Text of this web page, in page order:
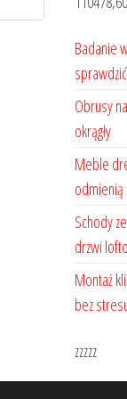
Badanie
Obrusy
okrągły
Meble
Schody
drzwi
Montaż
bez
zzzzz